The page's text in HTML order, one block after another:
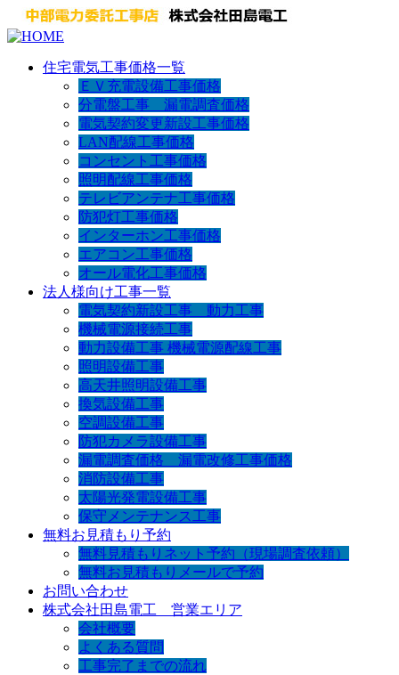
住宅電気工事価格一覧
ＥＶ充電設備工事価格
分電盤工事 漏電調査価格
電気契約変更新設工事価格
LAN配線工事価格
コンセント工事価格
照明配線工事価格
テレビアンテナ工事価格
防犯灯工事価格
インターホン工事価格
エアコン工事価格
オール電化工事価格
法人様向け工事一覧
電気契約新設工事 動力工事
機械電源接続工事
動力設備工事 機械電源配線工事
照明設備工事
高天井照明設備工事
換気設備工事
空調設備工事
防犯カメラ設備工事
漏電調査価格 漏電改修工事価格
消防設備工事
太陽光発電設備工事
保守メンテナンス工事
無料お見積もり予約
無料見積もりネット予約（現場調査依頼）
無料お見積もりメールで予約
お問い合わせ
株式会社田島電工 営業エリア
会社概要
よくある質問
工事完了までの流れ